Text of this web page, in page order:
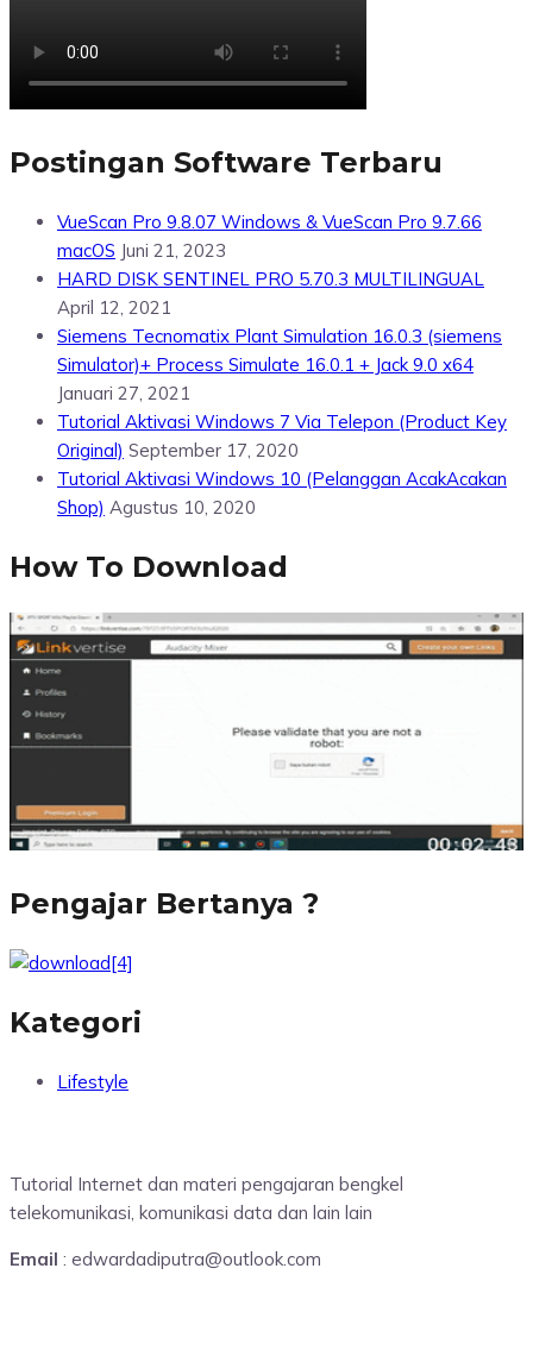
Postingan Software Terbaru
VueScan Pro 9.8.07 Windows & VueScan Pro 9.7.66
macOS Juni 21, 2023
HARD DISK SENTINEL PRO 5.70.3 MULTILINGUAL
April 12, 2021
Siemens Tecnomatix Plant Simulation 16.0.3 (siemens
Simulator)+ Process Simulate 16.0.1 + Jack 9.0 x64
Januari 27, 2021
Tutorial Aktivasi Windows 7 Via Telepon (Product Key
Original) September 17, 2020
Tutorial Aktivasi Windows 10 (Pelanggan AcakAcakan
Shop) Agustus 10, 2020
How To Download
Pengajar Bertanya ?
Kategori
Lifestyle
Tutorial Internet dan materi pengajaran bengkel
telekomunikasi, komunikasi data dan lain lain
Email : edwardadiputra@outlook.com